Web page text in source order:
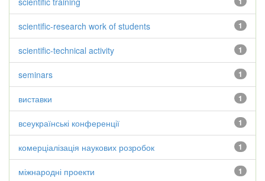
1
scientific-research work of students
1
scientific-technical activity
1
seminars
1
виставки
1
всеукраїнські конференції
1
комерціалізація наукових розробок
1
міжнародні проекти